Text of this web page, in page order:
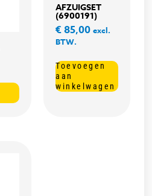
AFZUIGSET
(6900191)
€85,00 excl.
BTW.
Toevoegen
aan
winkelwagen